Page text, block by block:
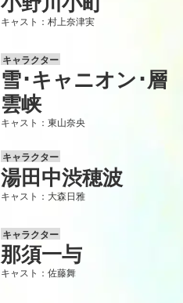
キャスト：村上奈津実
キャラクター
雪･キャニオン･層
雲峡
キャスト：東山奈央
キャラクター
湯田中渋穂波
キャスト：大森日雅
キャラクター
那須一与
キャスト：佐藤舞